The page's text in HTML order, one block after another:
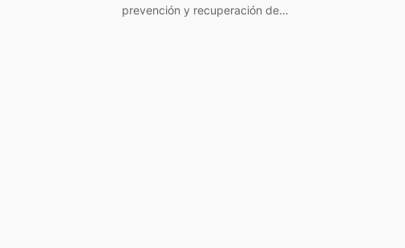
prevención y recuperación de…